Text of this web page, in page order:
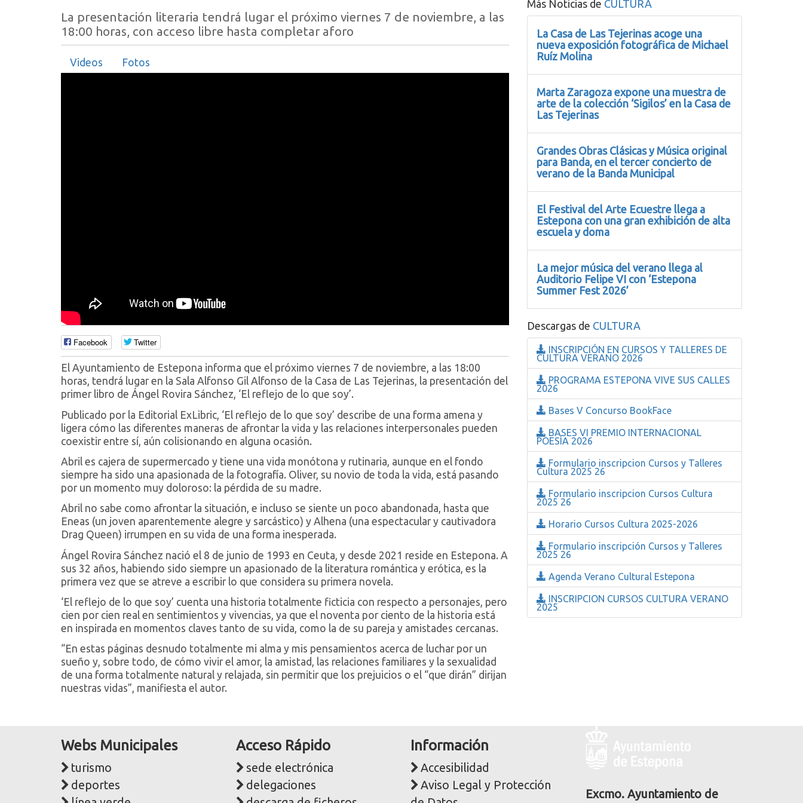
La presentación literaria tendrá lugar el próximo viernes 7 de noviembre, a las
18:00 horas, con acceso libre hasta completar aforo
Videos Fotos
Facebook Twitter
El Ayuntamiento de Estepona informa que el próximo viernes 7 de noviembre, a las 18:00
horas, tendrá lugar en la Sala Alfonso Gil Alfonso de la Casa de Las Tejerinas, la presentación del
primer libro de Ángel Rovira Sánchez, ‘El reflejo de lo que soy’.
Publicado por la Editorial ExLibric, ‘El reflejo de lo que soy’ describe de una forma amena y
ligera cómo las diferentes maneras de afrontar la vida y las relaciones interpersonales pueden
coexistir entre sí, aún colisionando en alguna ocasión.
Abril es cajera de supermercado y tiene una vida monótona y rutinaria, aunque en el fondo
siempre ha sido una apasionada de la fotografía. Oliver, su novio de toda la vida, está pasando
por un momento muy doloroso: la pérdida de su madre.
Abril no sabe como afrontar la situación, e incluso se siente un poco abandonada, hasta que
Eneas (un joven aparentemente alegre y sarcástico) y Alhena (una espectacular y cautivadora
Drag Queen) irrumpen en su vida de una forma inesperada.
Ángel Rovira Sánchez nació el 8 de junio de 1993 en Ceuta, y desde 2021 reside en Estepona. A
sus 32 años, habiendo sido siempre un apasionado de la literatura romántica y erótica, es la
primera vez que se atreve a escribir lo que considera su primera novela.
‘El reflejo de lo que soy’ cuenta una historia totalmente ficticia con respecto a personajes, pero
cien por cien real en sentimientos y vivencias, ya que el noventa por ciento de la historia está
en inspirada en momentos claves tanto de su vida, como la de su pareja y amistades cercanas.
“En estas páginas desnudo totalmente mi alma y mis pensamientos acerca de luchar por un
sueño y, sobre todo, de cómo vivir el amor, la amistad, las relaciones familiares y la sexualidad
de una forma totalmente natural y relajada, sin permitir que los prejuicios o el “que dirán” dirijan
nuestras vidas”, manifiesta el autor.
Más Noticias de CULTURA
La Casa de Las Tejerinas acoge una
nueva exposición fotográfica de Michael
Ruíz Molina
Marta Zaragoza expone una muestra de
arte de la colección ‘Sigilos’ en la Casa de
Las Tejerinas
Grandes Obras Clásicas y Música original
para Banda, en el tercer concierto de
verano de la Banda Municipal
El Festival del Arte Ecuestre llega a
Estepona con una gran exhibición de alta
escuela y doma
La mejor música del verano llega al
Auditorio Felipe VI con ‘Estepona
Summer Fest 2026’
Descargas de CULTURA
INSCRIPCIÓN EN CURSOS Y TALLERES DE
CULTURA VERANO 2026
PROGRAMA ESTEPONA VIVE SUS CALLES
2026
Bases V Concurso BookFace
BASES VI PREMIO INTERNACIONAL
POESÍA 2026
Formulario inscripcion Cursos y Talleres
Cultura 2025 26
Formulario inscripcion Cursos Cultura
2025 26
Horario Cursos Cultura 2025-2026
Formulario inscripción Cursos y Talleres
2025 26
Agenda Verano Cultural Estepona
INSCRIPCION CURSOS CULTURA VERANO
2025
Webs Municipales
turismo
deportes
Acceso Rápido
sede electrónica
delegaciones
Información
Accesibilidad
Aviso Legal y Protección
corporativa
Excmo. Ayuntamiento de